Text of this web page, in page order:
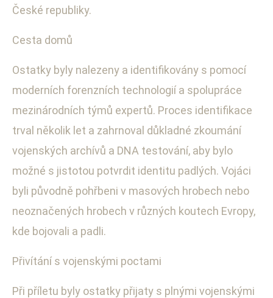
České republiky.
Cesta domů
Ostatky byly nalezeny a identifikovány s pomocí
moderních forenzních technologií a spolupráce
mezinárodních týmů expertů. Proces identifikace
trval několik let a zahrnoval důkladné zkoumání
vojenských archívů a DNA testování, aby bylo
možné s jistotou potvrdit identitu padlých. Vojáci
byli původně pohřbeni v masových hrobech nebo
neoznačených hrobech v různých koutech Evropy,
kde bojovali a padli.
Přivítání s vojenskými poctami
Při příletu byly ostatky přijaty s plnými vojenskými